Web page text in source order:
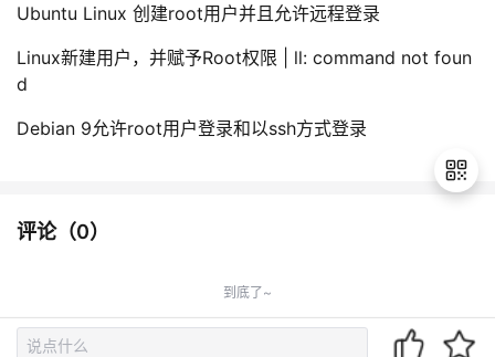
Ubuntu Linux 创建root用户并且允许远程登录
Linux新建用户，并赋予Root权限 | ll: command not foun
d
Debian 9允许root用户登录和以ssh方式登录
评论（0）
到底了~